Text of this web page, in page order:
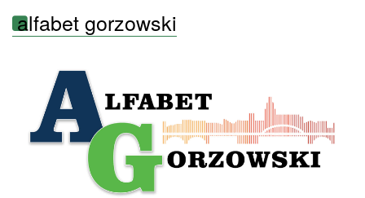
alfabet gorzowski